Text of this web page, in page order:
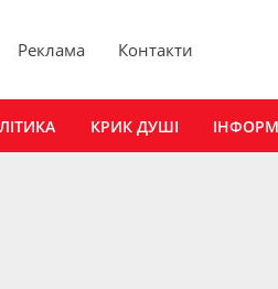
Реклама Контакти
КРИК ДУШІ